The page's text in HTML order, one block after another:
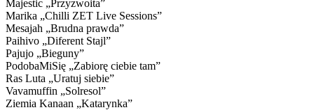
Majestic „Przyzwoita”
Marika „Chilli ZET Live Sessions”
Mesajah „Brudna prawda”
Paihivo „Diferent Stajl”
Pajujo „Bieguny”
PodobaMiSię „Zabiorę ciebie tam”
Ras Luta „Uratuj siebie”
Vavamuffin „Solresol”
Ziemia Kanaan „Katarynka”